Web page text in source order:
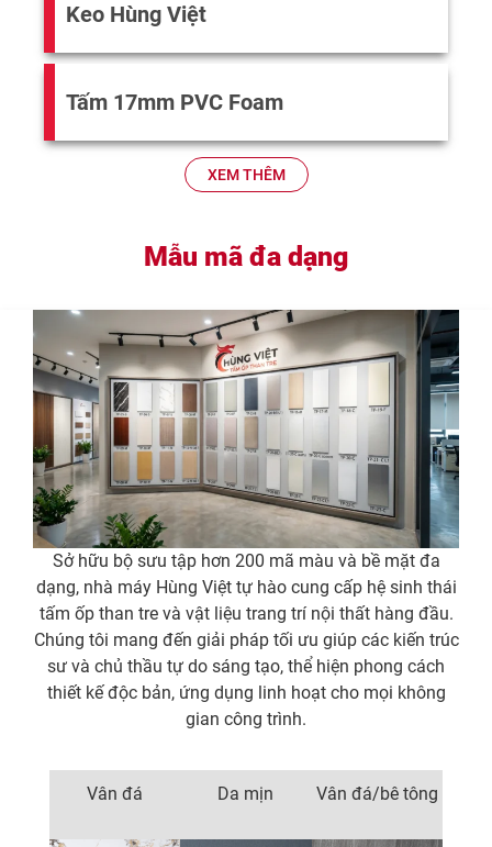
Keo Hùng Việt
Tấm 17mm PVC Foam
XEM THÊM
Mẫu mã đa dạng
Sở hữu bộ sưu tập hơn 200 mã màu và bề mặt đa
dạng, nhà máy Hùng Việt tự hào cung cấp hệ sinh thái
tấm ốp than tre và vật liệu trang trí nội thất hàng đầu.
Chúng tôi mang đến giải pháp tối ưu giúp các kiến trúc
sư và chủ thầu tự do sáng tạo, thể hiện phong cách
thiết kế độc bản, ứng dụng linh hoạt cho mọi không
gian công trình.
Vân đá Da mịn Vân đá/bê tông